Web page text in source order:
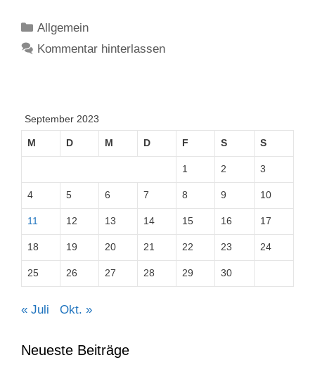
Kategorien
Allgemein
Kommentar hinterlassen
September 2023
M D M D F S S
1 2 3
4 5 6 7 8 9 10
11 12 13 14 15 16 17
18 19 20 21 22 23 24
25 26 27 28 29 30
« Juli Okt. »
Neueste Beiträge